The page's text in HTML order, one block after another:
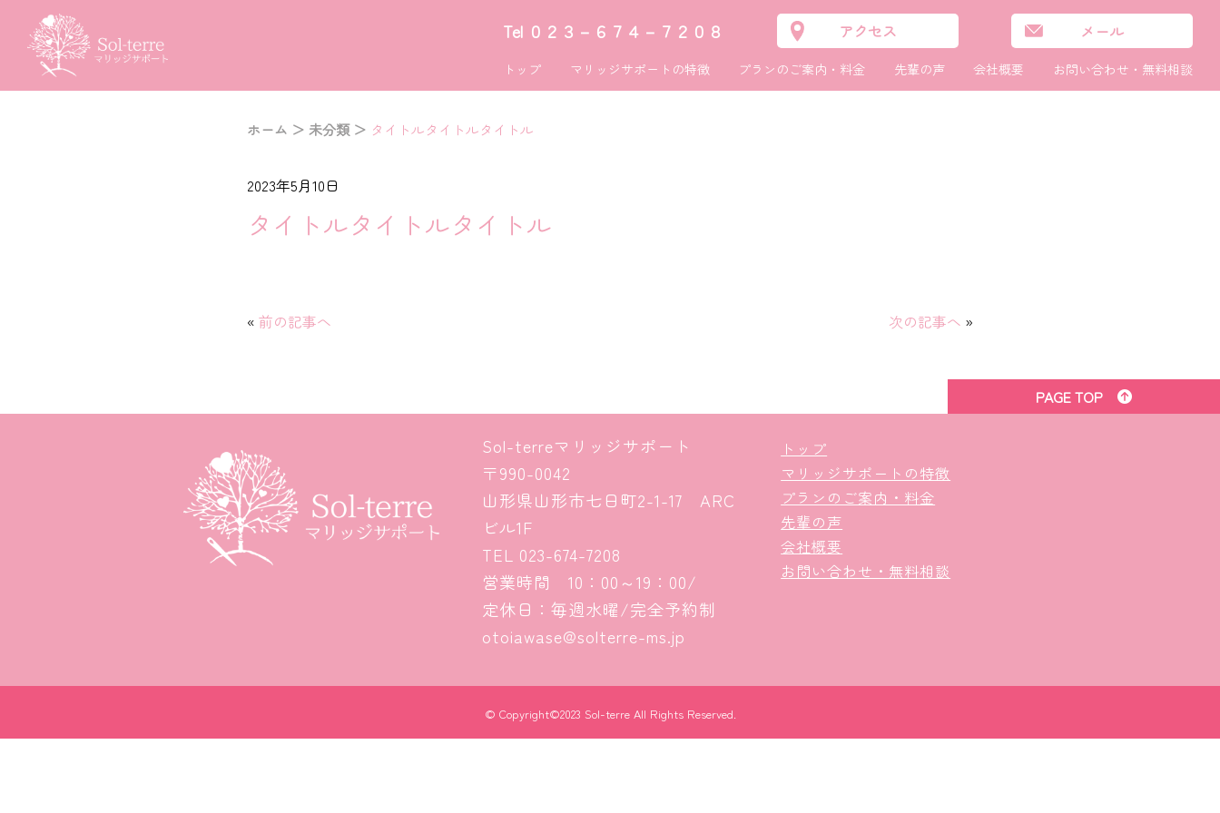
Tel ０２３－６７４－７２０８ アクセス メール
トップ マリッジサポート の特徴 プランのご案内・ 料金 先輩の声 会社概要 お問い合わせ・ 無料相談
ホーム ＞ 未分類＞ タイトルタイトルタイトル
2023年5月10日
タイトルタイトルタイトル
« 前の記事へ 次の記事へ »
PAGE TOP
Sol-terreマリッジサポート
〒990-0042
山形県山形市七日町2-1-17 ARC
ビル1F
TEL 023-674-7208
営業時間 10：00～19：00/
定休日：毎週水曜/完全予約制
otoiawase@solterre-ms.jp
トップ
マリッジサポートの特徴
プランのご案内・料金
先輩の声
会社概要
お問い合わせ・無料相談
© Copyright©2023 Sol-terre All Rights Reserved.